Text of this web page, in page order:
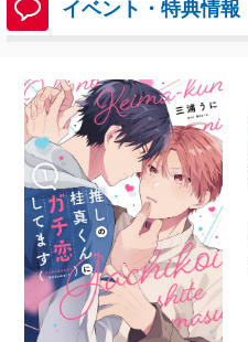
イベント・特典情報